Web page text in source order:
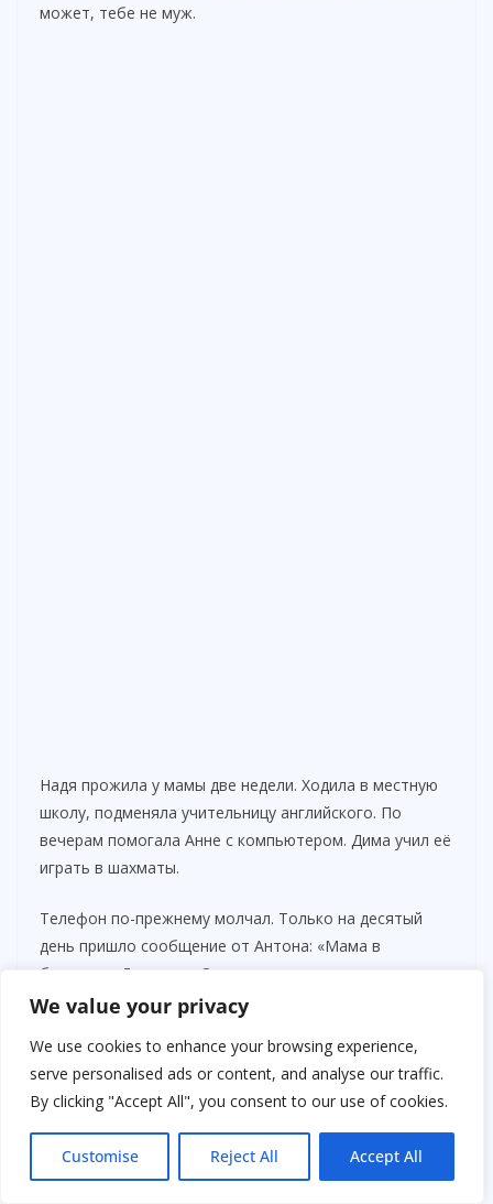
We value your privacy
We use cookies to enhance your browsing experience,
serve personalised ads or content, and analyse our traffic.
By clicking "Accept All", you consent to our use of cookies.
Customise Reject All Accept All
может, тебе не муж.
Надя прожила у мамы две недели. Ходила в местную
школу, подменяла учительницу английского. По
вечерам помогала Анне с компьютером. Дима учил её
играть в шахматы.
Телефон по-прежнему молчал. Только на десятый
день пришло сообщение от Антона: «Мама в
больнице. Давление. Сказала, что ты виновата».
Надя вздохнула. Поехала в город. В больнице Зинаида
Макаровна лежала бледная, с капельницей. Увидев
Надю, поджала губы.
— Пришла злорадствовать?
— Пришла узнать, как вы, — спокойно ответила Надя.